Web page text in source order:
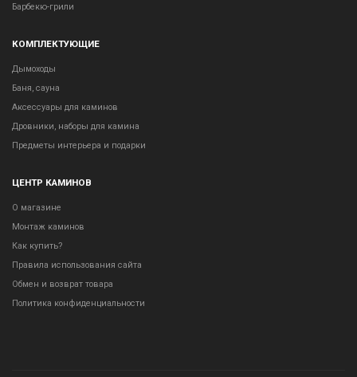
Барбекю-грили
КОМПЛЕКТУЮЩИЕ
Дымоходы
Баня, сауна
Аксессуары для каминов
Дровники, наборы для камина
Предметы интерьера и подарки
ЦЕНТР КАМИНОВ
О магазине
Монтаж каминов
Как купить?
Правила использования сайта
Обмен и возврат товара
Политика конфиденциальности